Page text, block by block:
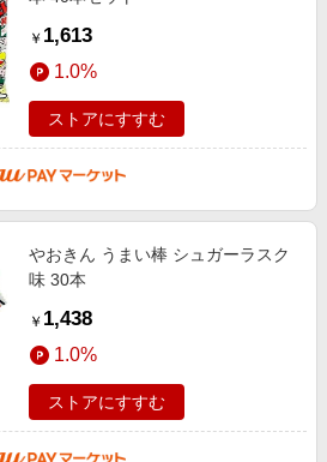
￥ 1,613
1.0%
ストアにすすむ
やおきん うまい棒 シュガーラスク
味 30本
￥ 1,438
1.0%
ストアにすすむ